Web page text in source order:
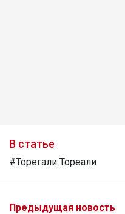
В статье
#Торегали Тореали
Предыдущая новость